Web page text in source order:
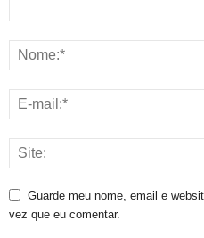
Guarde meu nome, email e
vez que eu comentar.